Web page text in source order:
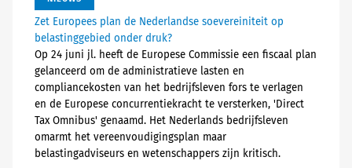
Zet Europees plan de Nederlandse soevereiniteit op
belastinggebied onder druk?
Op 24 juni jl. heeft de Europese Commissie een fiscaal plan
gelanceerd om de administratieve lasten en
compliancekosten van het bedrijfsleven fors te verlagen
en de Europese concurrentiekracht te versterken, 'Direct
Tax Omnibus' genaamd. Het Nederlands bedrijfsleven
omarmt het vereenvoudigingsplan maar
belastingadviseurs en wetenschappers zijn kritisch.